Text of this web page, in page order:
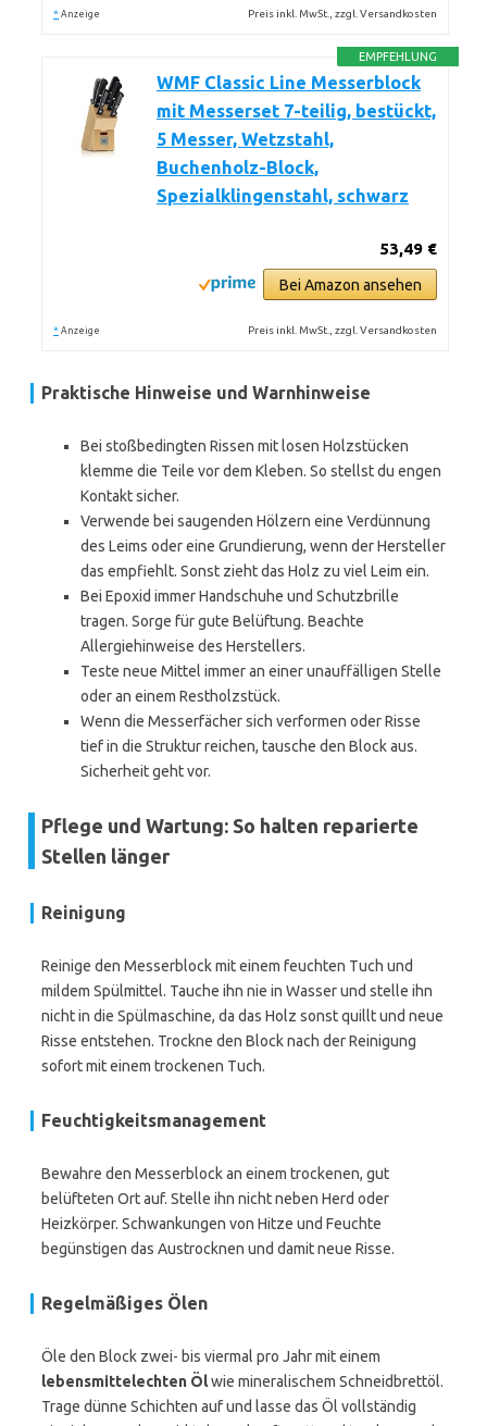
* Anzeige Preis inkl. MwSt., zzgl. Versandkosten
EMPFEHLUNG
WMF Classic Line Messerblock
mit Messerset 7-teilig, bestückt,
5 Messer, Wetzstahl,
Buchenholz-Block,
Spezialklingenstahl, schwarz
53,49 €
Bei Amazon ansehen
* Anzeige Preis inkl. MwSt., zzgl. Versandkosten
Praktische Hinweise und Warnhinweise
Bei stoßbedingten Rissen mit losen Holzstücken
klemme die Teile vor dem Kleben. So stellst du engen
Kontakt sicher.
Verwende bei saugenden Hölzern eine Verdünnung
des Leims oder eine Grundierung, wenn der Hersteller
das empfiehlt. Sonst zieht das Holz zu viel Leim ein.
Bei Epoxid immer Handschuhe und Schutzbrille
tragen. Sorge für gute Belüftung. Beachte
Allergiehinweise des Herstellers.
Teste neue Mittel immer an einer unauffälligen Stelle
oder an einem Restholzstück.
Wenn die Messerfächer sich verformen oder Risse
tief in die Struktur reichen, tausche den Block aus.
Sicherheit geht vor.
Pflege und Wartung: So halten reparierte
Stellen länger
Reinigung
Reinige den Messerblock mit einem feuchten Tuch und
mildem Spülmittel. Tauche ihn nie in Wasser und stelle ihn
nicht in die Spülmaschine, da das Holz sonst quillt und neue
Risse entstehen. Trockne den Block nach der Reinigung
sofort mit einem trockenen Tuch.
Feuchtigkeitsmanagement
Bewahre den Messerblock an einem trockenen, gut
belüfteten Ort auf. Stelle ihn nicht neben Herd oder
Heizkörper. Schwankungen von Hitze und Feuchte
begünstigen das Austrocknen und damit neue Risse.
Regelmäßiges Ölen
Öle den Block zwei- bis viermal pro Jahr mit einem
lebensmittelechten Ölwie mineralischem Schneidbrettöl.
Trage dünne Schichten auf und lasse das Öl vollständig